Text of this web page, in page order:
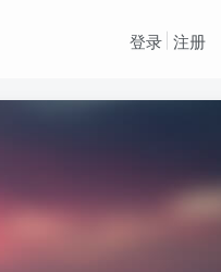
登录 注册